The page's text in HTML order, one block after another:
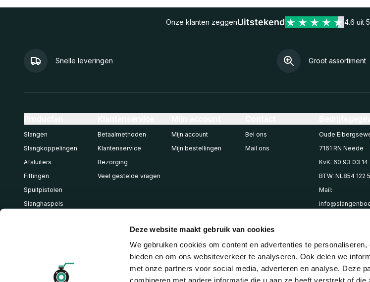
Deze website maakt gebruik van cookies
We gebruiken cookies om content en advertenties te
bieden en om ons websiteverkeer te analyseren. Ook delen we
met onze partners voor social media, adverteren en analyse. Deze
combineren met andere informatie die u aan ze heeft verstrekt of
Onze klanten zeggenUitstekend 4.6 uit
Snelle leveringen Groot assortiment
Slangen
Slangkoppelingen
Afsluiters
Fittingen
Spuitpistolen
Slanghaspels
Betaalmethoden
Klantenservice
Bezorging
Veel gestelde vragen
Mijn account
Mijn bestellingen
Bel ons
Mail ons
Oude
7161 RN Neede
KvK: 60 93 03 14
BTW: NL854 122
Mail: